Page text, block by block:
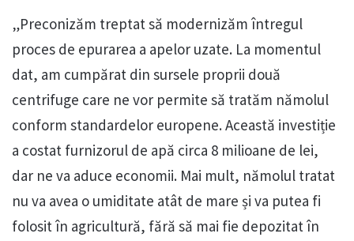
„Preconizăm treptat să modernizăm întregul
proces de epurarea a apelor uzate. La momentul
dat, am cumpărat din sursele proprii două
centrifuge care ne vor permite să tratăm nămolul
conform standardelor europene. Această investiție
a costat furnizorul de apă circa 8 milioane de lei,
dar ne va aduce economii. Mai mult, nămolul tratat
nu va avea o umiditate atât de mare și va putea fi
folosit în agricultură, fără să mai fie depozitat în